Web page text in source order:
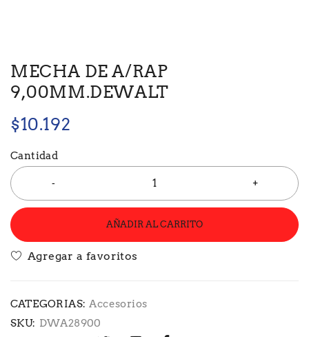
MECHA DE A/RAP
9,00MM.DEWALT
$10.192
Cantidad
AÑADIR AL CARRITO
CATEGORIAS: Accesorios
SKU: DWA28900